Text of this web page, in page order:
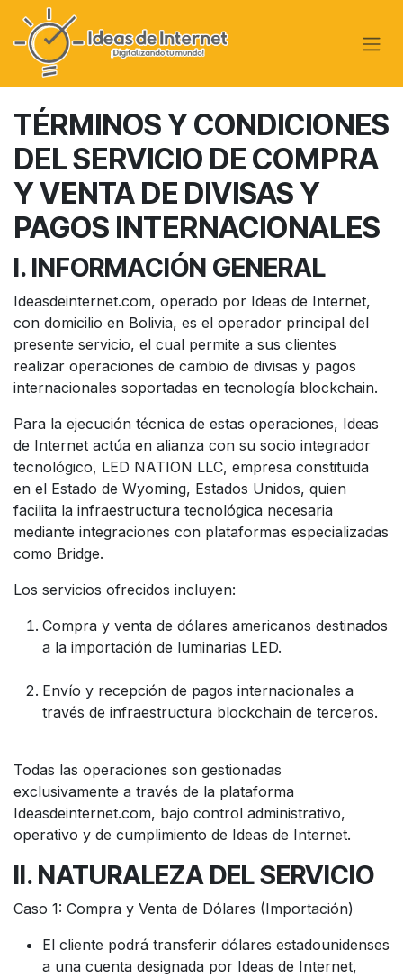
Ir al contenido
TÉRMINOS Y CONDICIONES
DEL SERVICIO DE COMPRA
Y VENTA DE DIVISAS Y
PAGOS INTERNACIONALES
I. INFORMACIÓN GENERAL
Ideasdeinternet.com, operado por Ideas de Internet,
con domicilio en Bolivia, es el operador principal del
presente servicio, el cual permite a sus clientes
realizar operaciones de cambio de divisas y pagos
internacionales soportadas en tecnología blockchain.
Para la ejecución técnica de estas operaciones, Ideas
de Internet actúa en alianza con su socio integrador
tecnológico, LED NATION LLC, empresa constituida
en el Estado de Wyoming, Estados Unidos, quien
facilita la infraestructura tecnológica necesaria
mediante integraciones con plataformas especializadas
como Bridge.
Los servicios ofrecidos incluyen:
Compra y venta de dólares americanos destinados
a la importación de luminarias LED.
Envío y recepción de pagos internacionales a
través de infraestructura blockchain de terceros.
Todas las operaciones son gestionadas
exclusivamente a través de la plataforma
Ideasdeinternet.com, bajo control administrativo,
operativo y de cumplimiento de Ideas de Internet.
II. NATURALEZA DEL SERVICIO
Caso 1: Compra y Venta de Dólares (Importación)
El cliente podrá transferir dólares estadounidenses
a una cuenta designada por Ideas de Internet,